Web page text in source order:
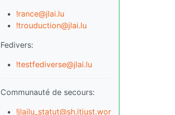
!rance@jlai.lu
!trouduction@jlai.lu
Fedivers:
!testfediverse@jlai.lu
Communauté de secours:
!jlailu_statut@sh.itjust.wor